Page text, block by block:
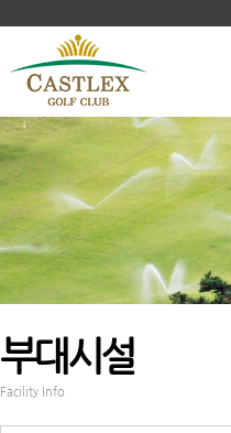
부대시설
Facility Info